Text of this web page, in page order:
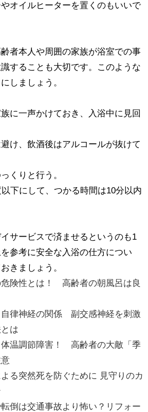
オイルヒーターを置くのもいいで
者本人や周囲の家族が浴室での事
することも大切です。このような
しましょう。
に一声かけておき、入浴中に見回
け、飲酒後はアルコールが抜けて
くりと行う。
以下にして、つかる時間は10分以内
サービスで済ませるというのも1
参考に安全な入浴の仕方につい
きましょう。
険性とは！ 高齢者の朝風呂は良
律神経の関係 副交感神経を刺激
は
温調節障害！ 高齢者の大敵「季
る突然死を防ぐために 見守りのカ
倒は交通事故より怖い？リフォー